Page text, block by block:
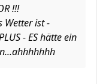
!!!
Wetter ist -
- ES hätte ein